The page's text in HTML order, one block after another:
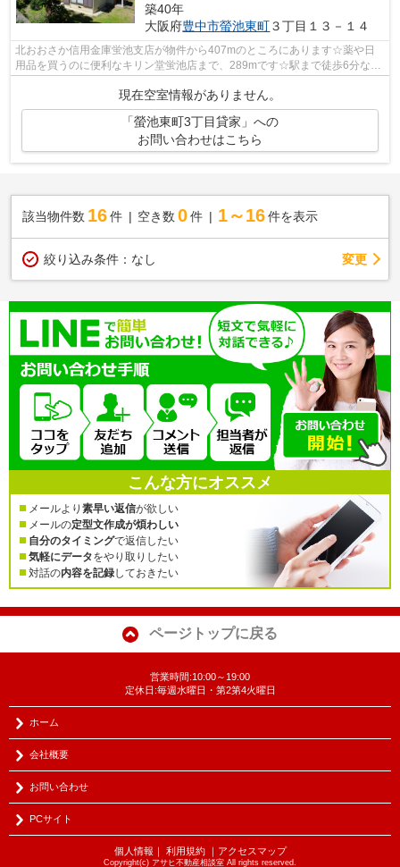
築40年
大阪府豊中市螢池東町３丁目１３－１４
北おおさか信用金庫蛍池支店が物件から407mのところにあります☆薬や日
用品を買うのに便利なキリン堂蛍池店まで、289mです☆駅まで徒歩6分なの
現在空室情報がありません。
「螢池東町3丁目貸家」への
お問い合わせはこちら
該当物件数 16件 空き数 0 件 1～16 件を表示
絞り込み条件： なし 変更
こんな方にオススメ
メールより 素早い返信が欲しい
メールの定型文作成が煩わしい
自分のタイミングで返信したい
気軽にデータをやり取りしたい
対話の内容を記録しておきたい
ページトップに戻る
営業時間:10:00～19:00
定休日:毎週水曜日・第2第4火曜日
ホーム
会社概要
お問い合わせ
PCサイト
個人情報 ｜ 利用規約｜ アクセスマップ
Copyright(c) アサヒ不動産相談室 All rights reserved.